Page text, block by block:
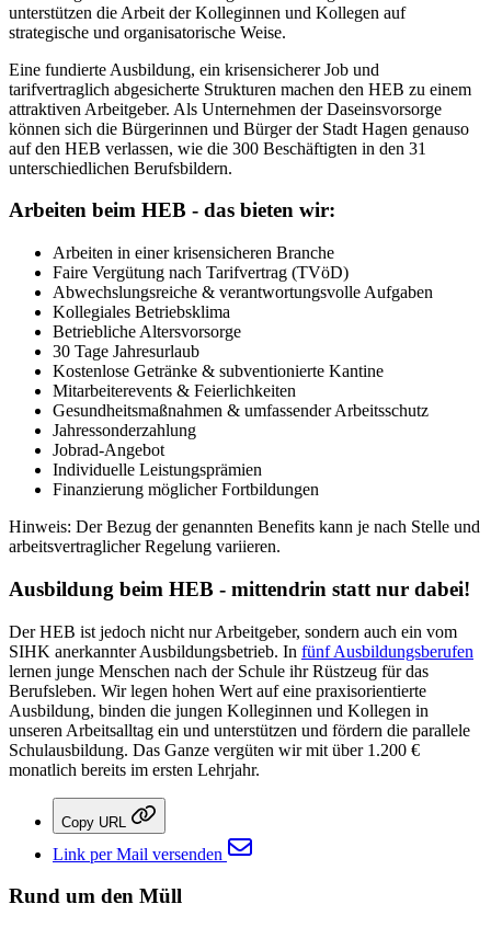
unterstützen die Arbeit der Kolleginnen und Kollegen auf
strategische und organisatorische Weise.
Eine fundierte Ausbildung, ein krisensicherer Job und
tarifvertraglich abgesicherte Strukturen machen den HEB zu einem
attraktiven Arbeitgeber. Als Unternehmen der Daseinsvorsorge
können sich die Bürgerinnen und Bürger der Stadt Hagen genauso
auf den HEB verlassen, wie die 300 Beschäftigten in den 31
unterschiedlichen Berufsbildern.
Arbeiten beim HEB - das bieten wir:
Arbeiten in einer krisensicheren Branche
Faire Vergütung nach Tarifvertrag (TVöD)
Abwechslungsreiche & verantwortungsvolle Aufgaben
Kollegiales Betriebsklima
Betriebliche Altersvorsorge
30 Tage Jahresurlaub
Kostenlose Getränke & subventionierte Kantine
Mitarbeiterevents & Feierlichkeiten
Gesundheitsmaßnahmen & umfassender Arbeitsschutz
Jahressonderzahlung
Jobrad-Angebot
Individuelle Leistungsprämien
Finanzierung möglicher Fortbildungen
Hinweis: Der Bezug der genannten Benefits kann je nach Stelle und
arbeitsvertraglicher Regelung variieren.
Ausbildung beim HEB - mittendrin statt nur dabei!
Der HEB ist jedoch nicht nur Arbeitgeber, sondern auch ein vom
SIHK anerkannter Ausbildungsbetrieb. In fünf Ausbildungsberufen
lernen junge Menschen nach der Schule ihr Rüstzeug für das
Berufsleben. Wir legen hohen Wert auf eine praxisorientierte
Ausbildung, binden die jungen Kolleginnen und Kollegen in
unseren Arbeitsalltag ein und unterstützen und fördern die parallele
Schulausbildung. Das Ganze vergüten wir mit über 1.200 €
monatlich bereits im ersten Lehrjahr.
Copy URL
Link per Mail versenden
Rund um den Müll